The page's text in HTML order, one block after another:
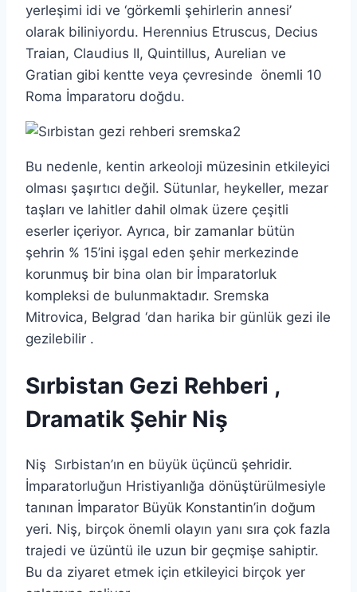
yerleşimi idi ve ‘görkemli şehirlerin annesi’
olarak biliniyordu. Herennius Etruscus, Decius
Traian, Claudius II, Quintillus, Aurelian ve
Gratian gibi kentte veya çevresinde önemli 10
Roma İmparatoru doğdu.
Bu nedenle, kentin arkeoloji müzesinin etkileyici
olması şaşırtıcı değil. Sütunlar, heykeller, mezar
taşları ve lahitler dahil olmak üzere çeşitli
eserler içeriyor. Ayrıca, bir zamanlar bütün
şehrin % 15’ini işgal eden şehir merkezinde
korunmuş bir bina olan bir İmparatorluk
kompleksi de bulunmaktadır. Sremska
Mitrovica, Belgrad ‘dan harika bir günlük gezi ile
gezilebilir .
Sırbistan Gezi Rehberi ,
Dramatik Şehir Niş
Niş Sırbistan’ın en büyük üçüncü şehridir.
İmparatorluğun Hristiyanlığa dönüştürülmesiyle
tanınan İmparator Büyük Konstantin’in doğum
yeri. Niş, birçok önemli olayın yanı sıra çok fazla
trajedi ve üzüntü ile uzun bir geçmişe sahiptir.
Bu da ziyaret etmek için etkileyici birçok yer